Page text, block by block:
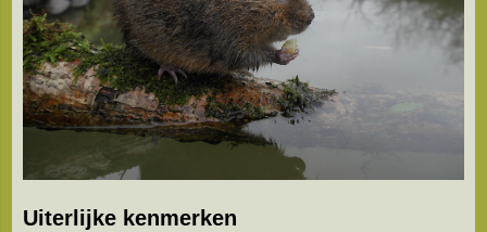
Uiterlijke kenmerken